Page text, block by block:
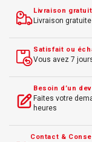
Livraison
Livraison
Satisfait ou
Vous avez 7
Besoin d’un
Faites votre
heures
Contact &